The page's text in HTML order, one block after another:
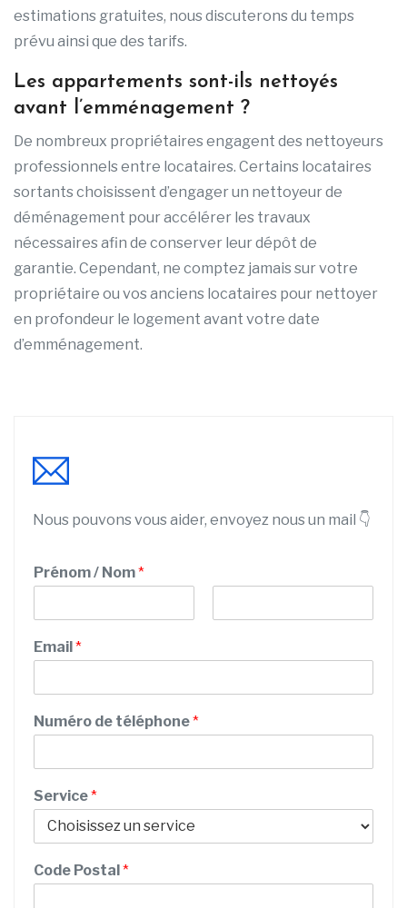
estimations gratuites, nous discuterons du temps
prévu ainsi que des tarifs.
Les appartements sont-ils nettoyés
avant l’emménagement ?
De nombreux propriétaires engagent des nettoyeurs
professionnels entre locataires. Certains locataires
sortants choisissent d’engager un nettoyeur de
déménagement pour accélérer les travaux
nécessaires afin de conserver leur dépôt de
garantie. Cependant, ne comptez jamais sur votre
propriétaire ou vos anciens locataires pour nettoyer
en profondeur le logement avant votre date
d’emménagement.
Nous pouvons vous aider, envoyez nous un mail 👇
Prénom / Nom*
r
é
m
Email*
Numéro de téléphone*
C
o
e
e
Service*
Code Postal*